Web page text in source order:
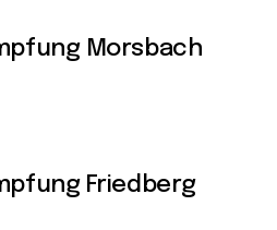
Morsbach
Friedberg